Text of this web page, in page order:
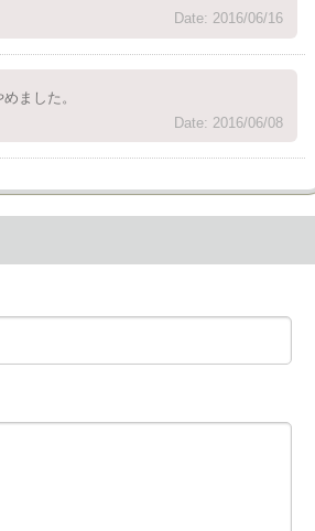
Date: 2016/06/16
ました。
Date: 2016/06/08